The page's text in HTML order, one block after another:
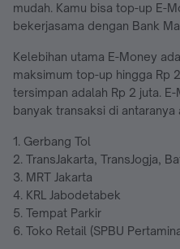
mudah. Kamu bisa top-up E-
bekerjasama dengan Bank
Kelebihan utama E-Money
maksimum top-up hingga Rp
tersimpan adalah Rp 2 juta.
banyak transaksi di
1. Gerbang Tol
2. TransJakarta, TransJogja,
3. MRT Jakarta
4. KRL Jabodetabek
5. Tempat Parkir
6. Toko Retail (SPBU